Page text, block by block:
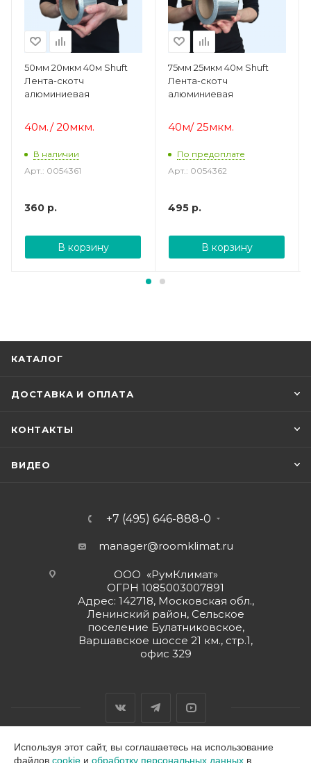
50мм 20мкм 40м Shuft
Лента-скотч
алюминиевая
40м./ 20мкм.
В наличии
Арт.: 0054361
360 р.
В корзину
75мм 25мкм 40м Shuft
Лента-скотч
алюминиевая
40м/ 25мкм.
По предоплате
Арт.: 0054362
495 р.
В корзину
КАТАЛОГ
ДОСТАВКА И ОПЛАТА
КОНТАКТЫ
ВИДЕО
+7 (495) 646-888-0
manager@roomklimat.ru
ООО «РумКлимат»
ОГРН 1085003007891
Адрес: 142718, Московская обл.,
Ленинский район, Сельское
поселение Булатниковское,
Варшавское шоссе 21 км., стр.1,
офис 329
Используя этот сайт, вы соглашаетесь на использование
файлов cookie и обработку персональных данных в